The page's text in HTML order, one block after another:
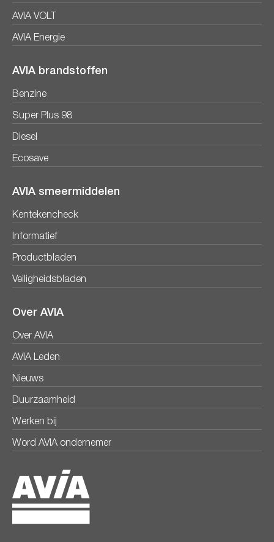
AVIA VOLT
AVIA Energie
AVIA brandstoffen
Benzine
Super Plus 98
Diesel
Ecosave
AVIA smeermiddelen
Kentekencheck
Informatief
Productbladen
Veiligheidsbladen
Over AVIA
Over AVIA
AVIA Leden
Nieuws
Duurzaamheid
Werken bij
Word AVIA ondernemer